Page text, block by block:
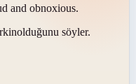
and obnoxious.
olduğunu söyler.